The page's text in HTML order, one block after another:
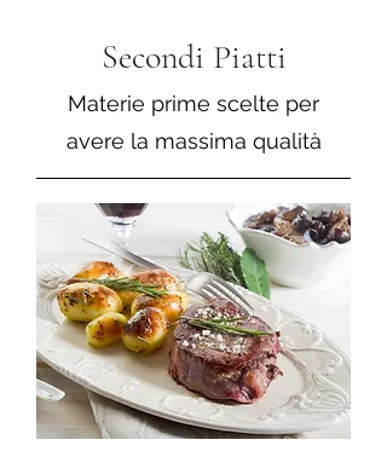
Secondi Piatti
Materie prime scelte per
avere la massima qualità